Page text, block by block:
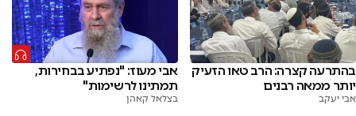
בהתרעה קצרה: הרב טאו הזעיק
יותר ממאה רבנים
אבי יעקב
אבי מעוז: "נפתיע בבחירות,
תמתינו לרשימות"
בצלאל קאהן